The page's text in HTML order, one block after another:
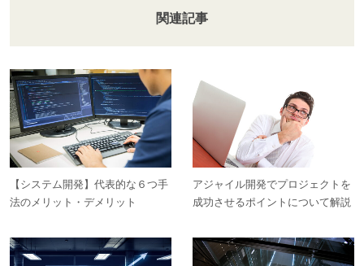
関連記事
【システム開発】代表的な６つ手
法のメリット・デメリット
アジャイル開発でプロジェクトを
成功させるポイントについて解説